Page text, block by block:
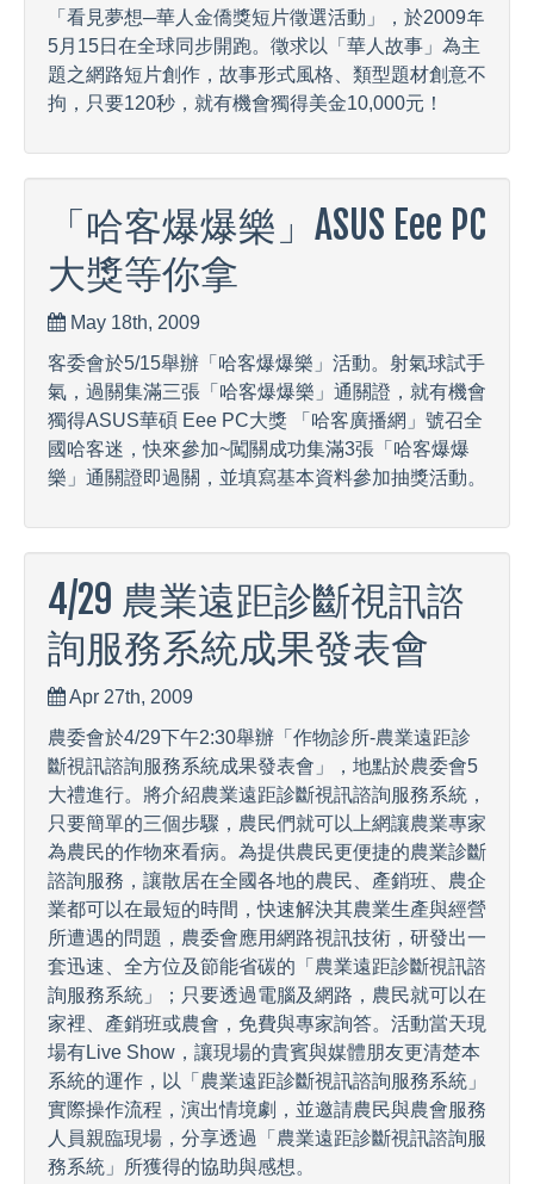
「看見夢想─華人金僑獎短片徵選活動」，於2009年
5月15日在全球同步開跑。徵求以「華人故事」為主
題之網路短片創作，故事形式風格、類型題材創意不
拘，只要120秒，就有機會獨得美金10,000元！
「哈客爆爆樂」ASUS Eee PC
大獎等你拿
May 18th, 2009
客委會於5/15舉辦「哈客爆爆樂」活動。射氣球試手
氣，過關集滿三張「哈客爆爆樂」通關證，就有機會
獨得ASUS華碩 Eee PC大獎 「哈客廣播網」號召全
國哈客迷，快來參加~闖關成功集滿3張「哈客爆爆
樂」通關證即過關，並填寫基本資料參加抽獎活動。
4/29 農業遠距診斷視訊諮
詢服務系統成果發表會
Apr 27th, 2009
農委會於4/29下午2:30舉辦「作物診所-農業遠距診
斷視訊諮詢服務系統成果發表會」，地點於農委會5
大禮進行。將介紹農業遠距診斷視訊諮詢服務系統，
只要簡單的三個步驟，農民們就可以上網讓農業專家
為農民的作物來看病。為提供農民更便捷的農業診斷
諮詢服務，讓散居在全國各地的農民、產銷班、農企
業都可以在最短的時間，快速解決其農業生產與經營
所遭遇的問題，農委會應用網路視訊技術，研發出一
套迅速、全方位及節能省碳的「農業遠距診斷視訊諮
詢服務系統」；只要透過電腦及網路，農民就可以在
家裡、產銷班或農會，免費與專家詢答。活動當天現
場有Live Show，讓現場的貴賓與媒體朋友更清楚本
系統的運作，以「農業遠距診斷視訊諮詢服務系統」
實際操作流程，演出情境劇，並邀請農民與農會服務
人員親臨現場，分享透過「農業遠距診斷視訊諮詢服
務系統」所獲得的協助與感想。